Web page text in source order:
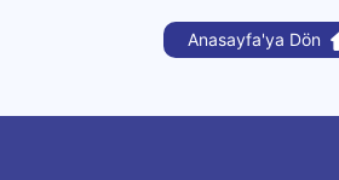
Anasayfa'ya Dön